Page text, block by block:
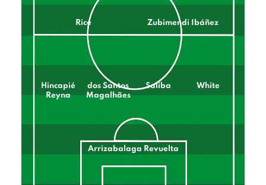
Rice Zubimendi Ibáñez
Hincapié
Reyna
dos Santos
Magalhães
Saliba White
Arrizabalaga Revuelta